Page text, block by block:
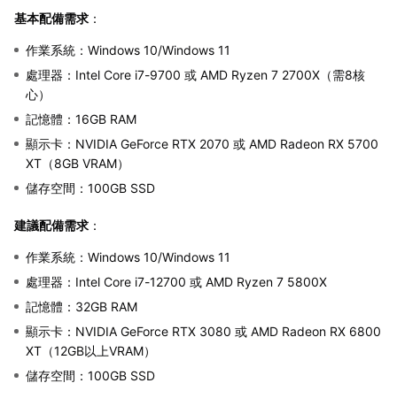
基本配備需求 ：
作業系統：Windows 10/Windows 11
處理器：Intel Core i7-9700 或 AMD Ryzen 7 2700X（需8核
心）
記憶體：16GB RAM
顯示卡：NVIDIA GeForce RTX 2070 或 AMD Radeon RX 5700
XT（8GB VRAM）
儲存空間：100GB SSD
建議配備需求 ：
作業系統：Windows 10/Windows 11
處理器：Intel Core i7-12700 或 AMD Ryzen 7 5800X
記憶體：32GB RAM
顯示卡：NVIDIA GeForce RTX 3080 或 AMD Radeon RX 6800
XT（12GB以上VRAM）
儲存空間：100GB SSD